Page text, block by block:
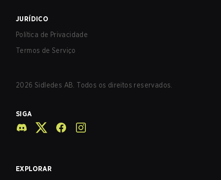
JURÍDICO
Política de Privacidade
Termos de Serviço
2026 Sidledes AB. Todos os direitos reservados.
SIGA
EXPLORAR